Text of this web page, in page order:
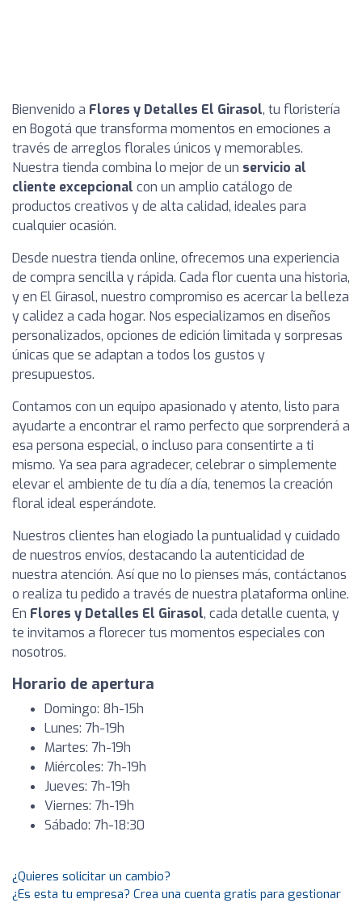
Bienvenido a Flores y Detalles El Girasol, tu floristería
en Bogotá que transforma momentos en emociones a
través de arreglos florales únicos y memorables.
Nuestra tienda combina lo mejor de un servicio al
cliente excepcional con un amplio catálogo de
productos creativos y de alta calidad, ideales para
cualquier ocasión.
Desde nuestra tienda online, ofrecemos una experiencia
de compra sencilla y rápida. Cada flor cuenta una historia,
y en El Girasol, nuestro compromiso es acercar la belleza
y calidez a cada hogar. Nos especializamos en diseños
personalizados, opciones de edición limitada y sorpresas
únicas que se adaptan a todos los gustos y
presupuestos.
Contamos con un equipo apasionado y atento, listo para
ayudarte a encontrar el ramo perfecto que sorprenderá a
esa persona especial, o incluso para consentirte a ti
mismo. Ya sea para agradecer, celebrar o simplemente
elevar el ambiente de tu día a día, tenemos la creación
floral ideal esperándote.
Nuestros clientes han elogiado la puntualidad y cuidado
de nuestros envíos, destacando la autenticidad de
nuestra atención. Así que no lo pienses más, contáctanos
o realiza tu pedido a través de nuestra plataforma online.
En Flores y Detalles El Girasol, cada detalle cuenta, y
te invitamos a florecer tus momentos especiales con
nosotros.
Horario de apertura
Domingo: 8h-15h
Lunes: 7h-19h
Martes: 7h-19h
Miércoles: 7h-19h
Jueves: 7h-19h
Viernes: 7h-19h
Sábado: 7h-18:30
¿Quieres solicitar un cambio?
¿Es esta tu empresa? Crea una cuenta gratis para gestionar